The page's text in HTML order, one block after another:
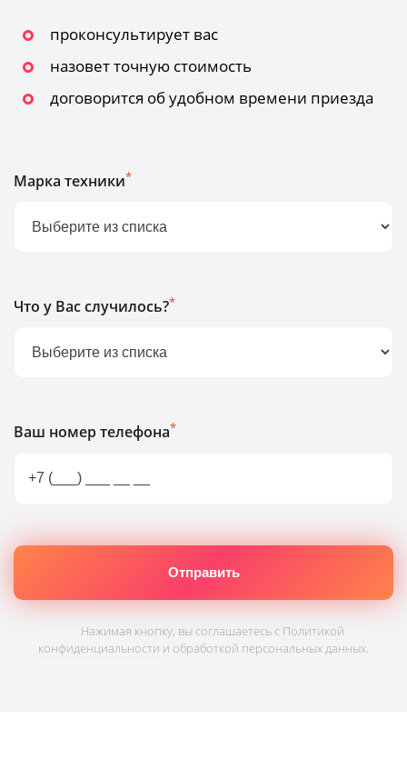
проконсультирует вас
назовет точную стоимость
договорится об удобном времени приезда
Марка техники*
Что у Вас случилось?*
Ваш номер телефона*
Нажимая кнопку, вы соглашаетесь с Политикой
конфиденциальности и обработкой персональных данных.